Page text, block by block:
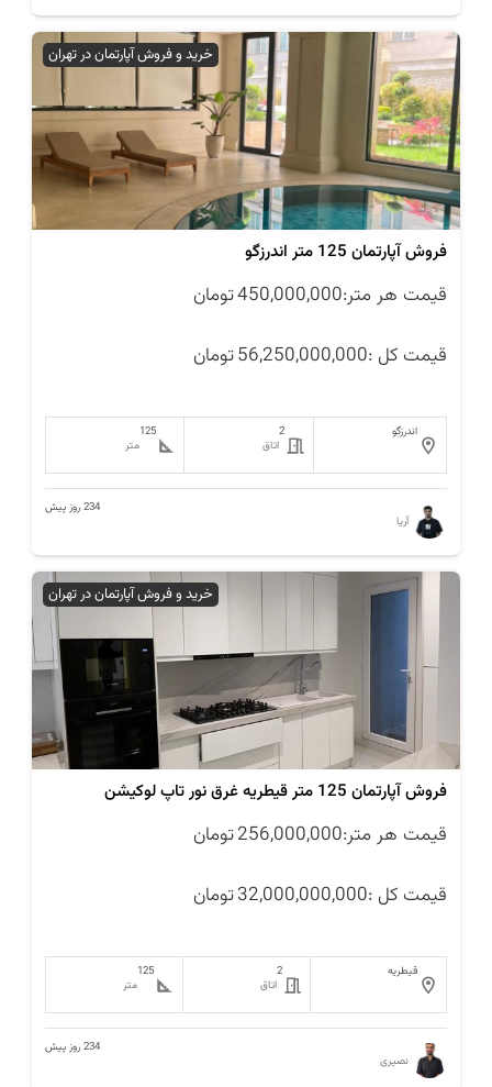
خرید و فروش آپارتمان در تهران
فروش آپارتمان 125 متر اندرزگو
قیمت هر متر:450,000,000تومان
قیمت کل :56,250,000,000تومان
اندرزگو
2
اتاق
125
متر
آریا
234 روز پیش
خرید و فروش آپارتمان در تهران
فروش آپارتمان 125 متر قیطریه غرق نور تاپ لوکیشن
قیمت هر متر:256,000,000تومان
قیمت کل :32,000,000,000تومان
قیطریه
2
اتاق
125
متر
نصیری
234 روز پیش